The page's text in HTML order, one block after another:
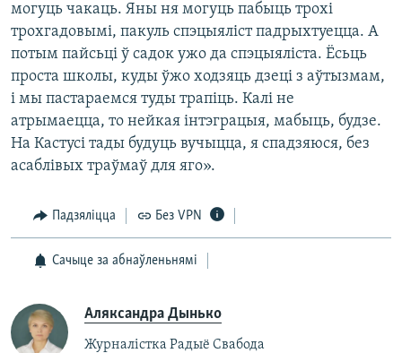
могуць чакаць. Яны ня могуць пабыць трохі
трохгадовымі, пакуль спэцыяліст падрыхтуецца. А
потым пайсьці ў садок ужо да спэцыяліста. Ёсьць
проста школы, куды ўжо ходзяць дзеці з аўтызмам,
і мы пастараемся туды трапіць. Калі не
атрымаецца, то нейкая інтэграцыя, мабыць, будзе.
На Кастусі тады будуць вучыцца, я спадзяюся, без
асаблівых траўмаў для яго».
Падзяліцца Без VPN
Сачыце за абнаўленьнямі
Аляксандра Дынько
Журналістка Радыё Свабода